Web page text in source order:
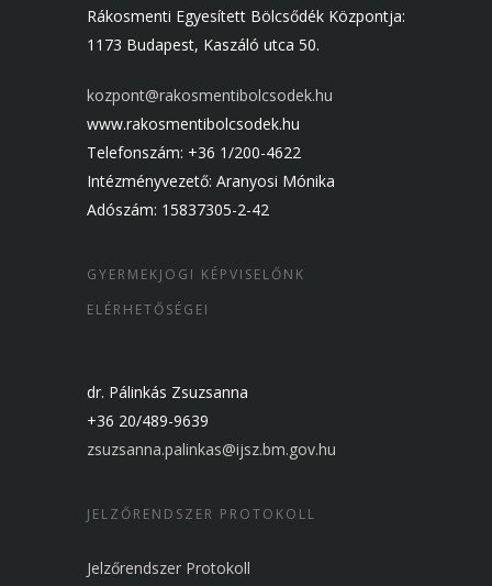
Rákosmenti Egyesített Bölcsődék Központja:
1173 Budapest, Kaszáló utca 50.
kozpont@rakosmentibolcsodek.hu
www.rakosmentibolcsodek.hu
Telefonszám: +36 1/200-4622
Intézményvezető: Aranyosi Mónika
Adószám: 15837305-2-42
GYERMEKJOGI KÉPVISELŐNK
ELÉRHETŐSÉGEI
dr. Pálinkás Zsuzsanna
+36 20/489-9639
zsuzsanna.palinkas@ijsz.bm.gov.hu
JELZŐRENDSZER PROTOKOLL
Jelzőrendszer Protokoll